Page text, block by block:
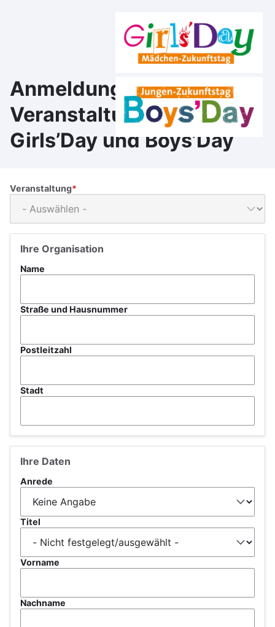
Anmeldung zur Online-
Veranstaltung von
Girls’Day und Boys’Day
Veranstaltung
Ihre Organisation
Name
Straße und Hausnummer
Postleitzahl
Stadt
Ihre Daten
Anrede
Titel
Vorname
Nachname